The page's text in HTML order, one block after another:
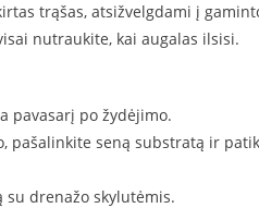
trąšas, atsižvelgdami į
nutraukite, kai augalas ilsisi.
pavasarį po žydėjimo.
pašalinkite seną substratą ir
su drenažo skylutėmis.